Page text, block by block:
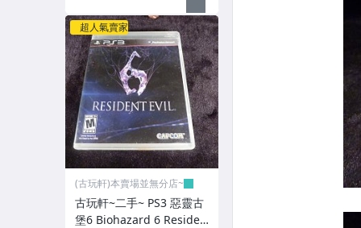
超人氣賣家
(古玩軒)本賣場並無分店~
古玩軒~二手~ PS3 惡靈古
堡6 Biohazard 6 Residen